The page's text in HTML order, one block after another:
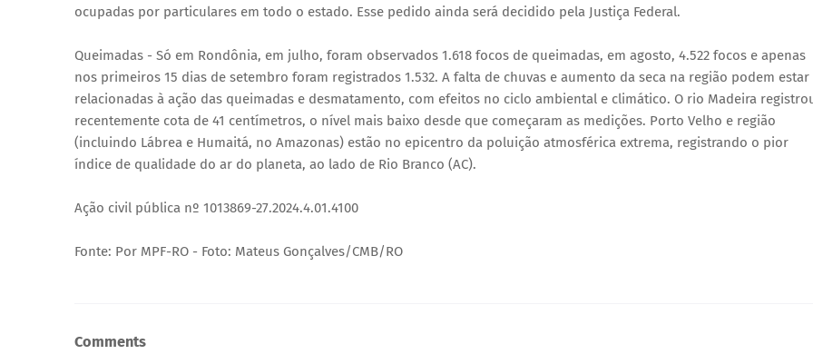
ocupadas por particulares em todo o estado. Esse pedido ainda será decidido pela Justiça Federal.
Queimadas - Só em Rondônia, em julho, foram observados 1.618 focos de queimadas, em agosto, 4.522 focos e apenas
nos primeiros 15 dias de setembro foram registrados 1.532. A falta de chuvas e aumento da seca na região podem estar
relacionadas à ação das queimadas e desmatamento, com efeitos no ciclo ambiental e climático. O rio Madeira
recentemente cota de 41 centímetros, o nível mais baixo desde que começaram as medições. Porto Velho e região
(incluindo Lábrea e Humaitá, no Amazonas) estão no epicentro da poluição atmosférica extrema, registrando o pior
índice de qualidade do ar do planeta, ao lado de Rio Branco (AC).
Ação civil pública nº 1013869-27.2024.4.01.4100
Fonte: Por MPF-RO - Foto: Mateus Gonçalves/CMB/RO
Comments